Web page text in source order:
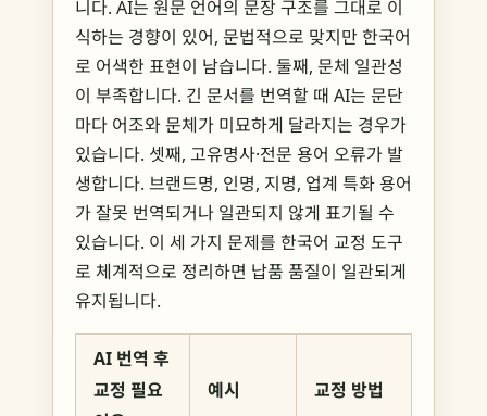
니다. AI는 원문 언어의 문장 구조를 그대로 이
식하는 경향이 있어, 문법적으로 맞지만 한국어
로 어색한 표현이 남습니다. 둘째, 문체 일관성
이 부족합니다. 긴 문서를 번역할 때 AI는 문단
마다 어조와 문체가 미묘하게 달라지는 경우가
있습니다. 셋째, 고유명사·전문 용어 오류가 발
생합니다. 브랜드명, 인명, 지명, 업계 특화 용어
가 잘못 번역되거나 일관되지 않게 표기될 수
있습니다. 이 세 가지 문제를 한국어 교정 도구
로 체계적으로 정리하면 납품 품질이 일관되게
유지됩니다.
AI 번역 후
교정 필요
예시 교정 방법